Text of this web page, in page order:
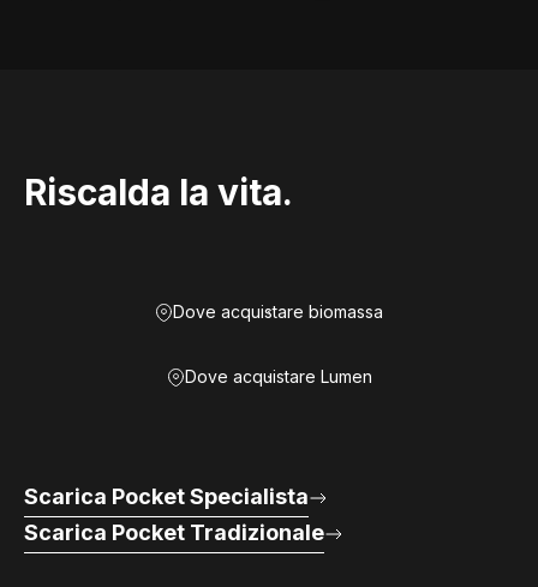
Riscalda la vita.
Dove acquistare biomassa
Dove acquistare Lumen
Scarica Pocket Specialista
Scarica Pocket Tradizionale